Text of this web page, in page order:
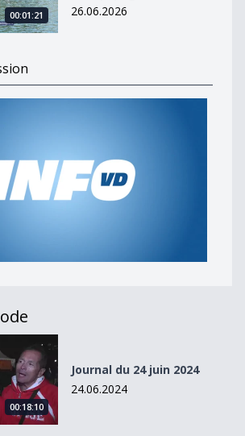
00:01:21
26.06.2026
00:18:10
Journal du 24 juin 2024
24.06.2024